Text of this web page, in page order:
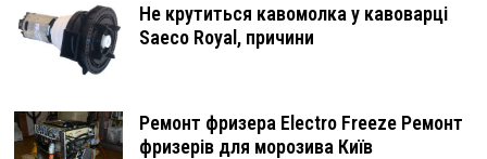
Не крутиться кавомолка у кавоварці
Saeco Royal, причини
Ремонт фризера Electro Freeze Ремонт
фризерів для морозива Київ